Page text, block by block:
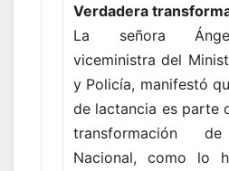
Verdadera
La señora
viceministra del
y Policía, manifestó
de lactancia es parte
transformación
Nacional, como lo